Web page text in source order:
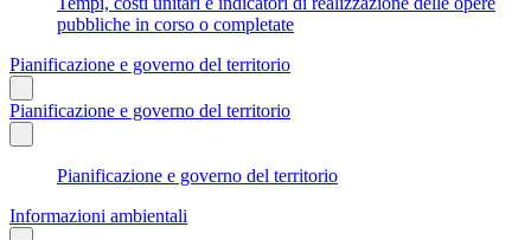
pubbliche in corso o completate
Pianificazione e governo del territorio
Pianificazione e governo del territorio
Pianificazione e governo del territorio
Informazioni ambientali